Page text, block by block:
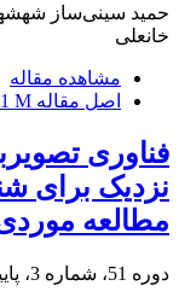
حمید سینی‌ساز
خانعلی
مشاهده مقاله
اصل مقاله M
فناوری
نزدیک برای
مطالعه
دوره 51، شماره 3، پاییز 1399، صفحه